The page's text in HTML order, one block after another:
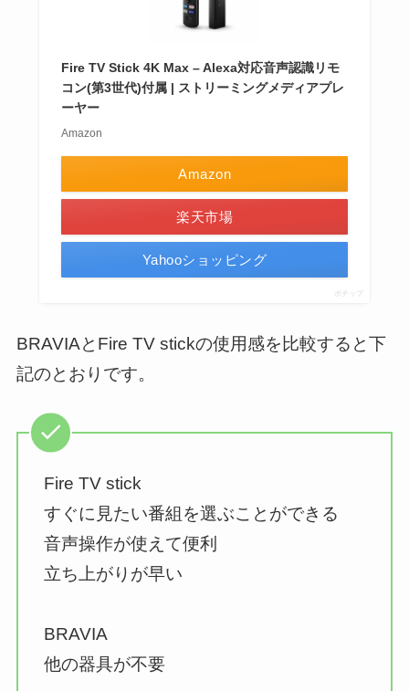
Fire TV Stick 4K Max – Alexa対応音声認識リモ
コン(第3世代)付属 | ストリーミングメディアプレ
ーヤー
Amazon
Amazon
楽天市場
Yahooショッピング
ポチップ
BRAVIAとFire TV stickの使用感を比較すると下
記のとおりです。
Fire TV stick
すぐに見たい番組を選ぶことができる
音声操作が使えて便利
立ち上がりが早い
BRAVIA
他の器具が不要